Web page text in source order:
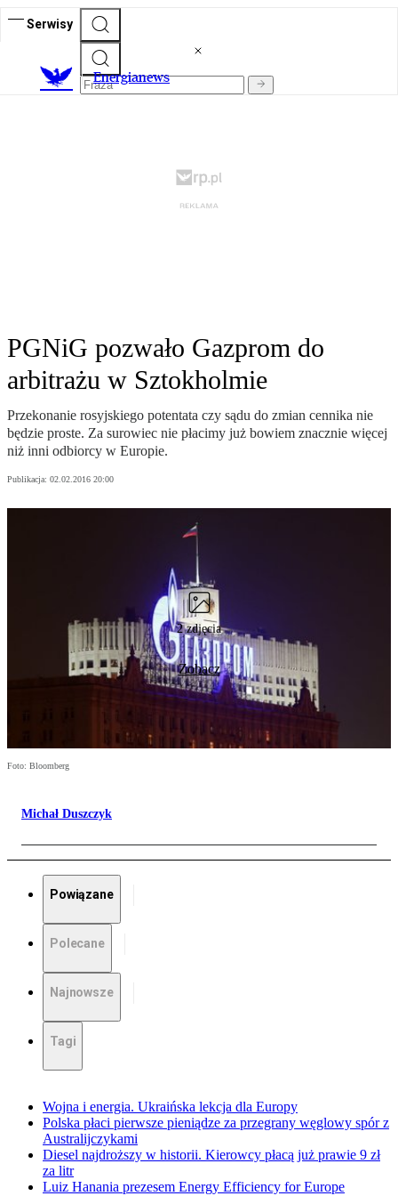
Serwisy
Energianews
PGNiG pozwało Gazprom do
arbitrażu w Sztokholmie
Przekonanie rosyjskiego potentata czy sądu do zmian cennika nie
będzie proste. Za surowiec nie płacimy już bowiem znacznie więcej
niż inni odbiorcy w Europie.
Publikacja: 02.02.2016 20:00
2 zdjęcia
Zobacz
Foto: Bloomberg
Michał Duszczyk
Powiązane
Polecane
Najnowsze
Tagi
Wojna i energia. Ukraińska lekcja dla Europy
Polska płaci pierwsze pieniądze za przegrany węglowy spór z
Australijczykami
Diesel najdroższy w historii. Kierowcy płacą już prawie 9 zł
za litr
Luiz Hanania prezesem Energy Efficiency for Europe